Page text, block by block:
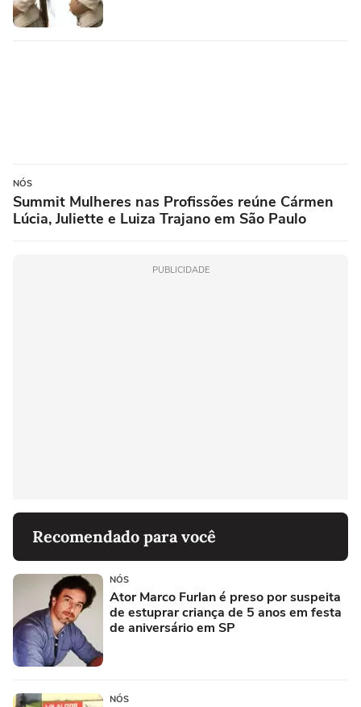
NÓS
Summit Mulheres nas Profissões reúne Cármen
Lúcia, Juliette e Luiza Trajano em São Paulo
PUBLICIDADE
Recomendado para você
NÓS
Ator Marco Furlan é preso por suspeita
de estuprar criança de 5 anos em festa
de aniversário em SP
NÓS